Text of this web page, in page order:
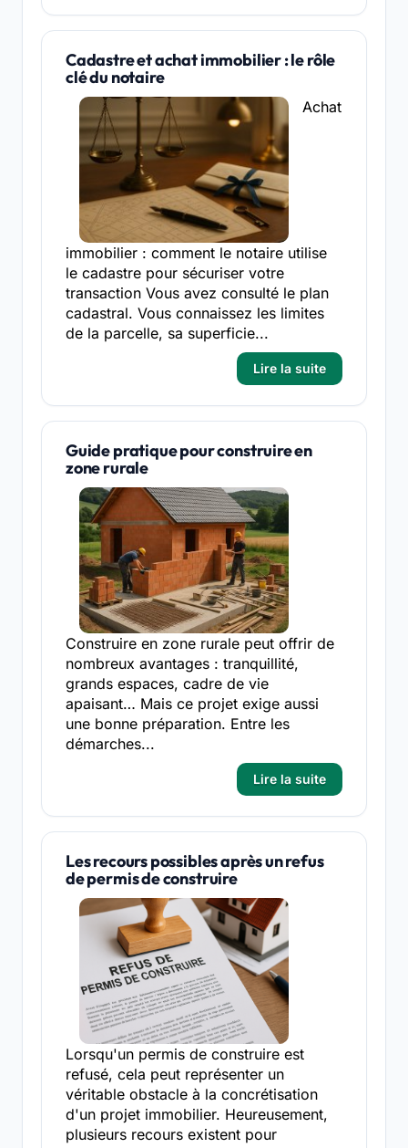
Cadastre et achat immobilier : le rôle
clé du notaire
Achat
immobilier : comment le notaire utilise
le cadastre pour sécuriser votre
transaction Vous avez consulté le plan
cadastral. Vous connaissez les limites
de la parcelle, sa superficie...
Lire la suite
Guide pratique pour construire en
zone rurale
Construire en zone rurale peut offrir de
nombreux avantages : tranquillité,
grands espaces, cadre de vie
apaisant… Mais ce projet exige aussi
une bonne préparation. Entre les
démarches...
Lire la suite
Les recours possibles après un refus
de permis de construire
Lorsqu'un permis de construire est
refusé, cela peut représenter un
véritable obstacle à la concrétisation
d'un projet immobilier. Heureusement,
plusieurs recours existent pour